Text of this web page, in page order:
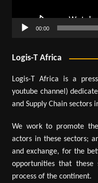
00:00
Logis-T Africa
Logis-T Africa is a
youtube channel)
and Supply Chain sectors
We work to promote
actors in these sectors;
and exchange, for the
opportunities that
process of the continent.